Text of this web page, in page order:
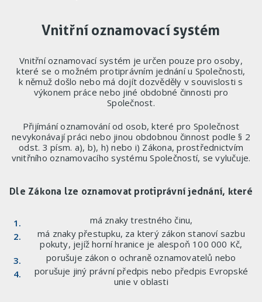
Vnitřní oznamovací systém
Vnitřní oznamovací systém je určen pouze pro osoby,
které se o možném protiprávním jednání u Společnosti,
k němuž došlo nebo má dojít dozvěděly v souvislosti s
výkonem práce nebo jiné obdobné činnosti pro
Společnost.
Přijímání oznamování od osob, které pro Společnost
nevykonávají práci nebo jinou obdobnou činnost podle § 2
odst. 3 písm. a), b), h) nebo i) Zákona, prostřednictvím
vnitřního oznamovacího systému Společností, se vylučuje.
Dle Zákona lze oznamovat protiprávní jednání, které
má znaky trestného činu,
má znaky přestupku, za který zákon stanoví sazbu
pokuty, jejíž horní hranice je alespoň 100 000 Kč,
porušuje zákon o ochraně oznamovatelů nebo
porušuje jiný právní předpis nebo předpis Evropské
unie v oblasti